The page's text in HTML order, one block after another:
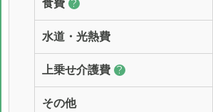
食費 ?
水道・光熱費
上乗せ介護費 ?
その他